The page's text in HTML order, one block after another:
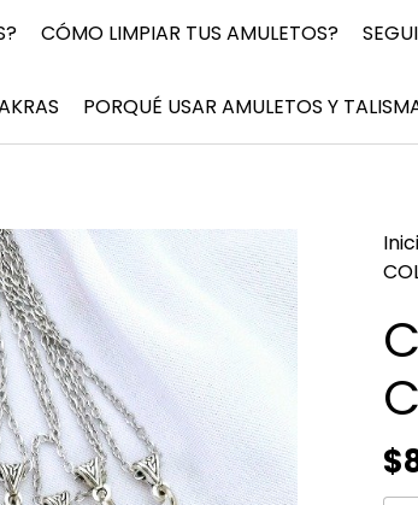
CÓMO LIMPIAR TUS AMULETOS?
PORQUÉ USAR AMULETOS Y